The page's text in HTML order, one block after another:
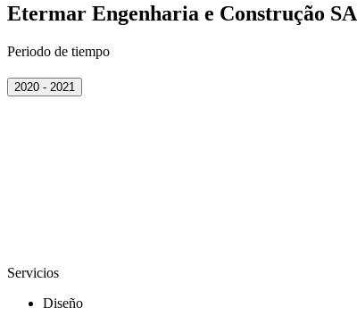
Etermar Engenharia e Construção SA
Periodo de tiempo
2020 - 2021
Servicios
Diseño